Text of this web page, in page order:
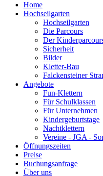
Home
Hochseilgarten
Hochseilgarten
Die Parcours
Der
Sicherheit
Bilder
Kletter-Bau
Falckensteiner
Angebote
Fun-Klettern
Für Schulklassen
Für Unternehmen
Kindergeburtstage
Nachtklettern
Vereine - JGA -
Öffnungszeiten
Preise
Buchungsanfrage
Über uns